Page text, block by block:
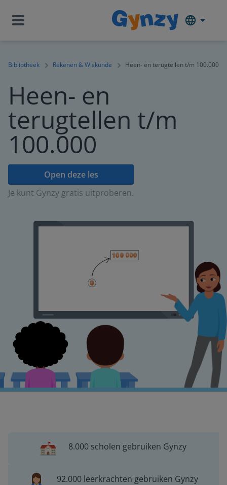
Bibliotheek Rekenen & Wiskunde Heen- en terugtellen t/m 100.000
Heen- en
terugtellen t/m
100.000
Open deze les
Je kunt Gynzy gratis uitproberen.
8.000 scholen gebruiken Gynzy
92.000 leerkrachten gebruiken Gynzy